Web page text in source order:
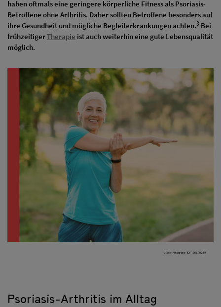
haben oftmals eine geringere körperliche Fitness als Psoriasis-
Betroffene ohne Arthritis. Daher sollten Betroffene besonders auf
ihre Gesundheit und mögliche Begleiterkrankungen achten.3 Bei
frühzeitigerTherapie ist auch weiterhin eine gute Lebensqualität
möglich.
Stock-Fotografie-ID: 1366778219
Psoriasis-Arthritis im Alltag